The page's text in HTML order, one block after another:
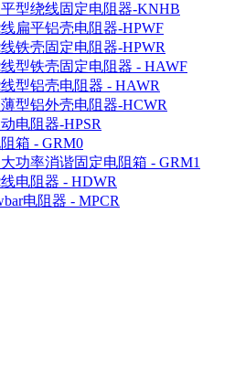
型绕线固定电阻器-KNHB
扁平铝壳电阻器-HPWF
铁壳固定电阻器-HPWR
型铁壳固定电阻器 - HAWF
型铝壳电阻器 - HAWR
型铝外壳电阻器-HCWR
电阻器-HPSR
箱 - GRM0
功率消谐固定电阻箱 - GRM1
电阻器 - HDWR
电阻器 - MPCR